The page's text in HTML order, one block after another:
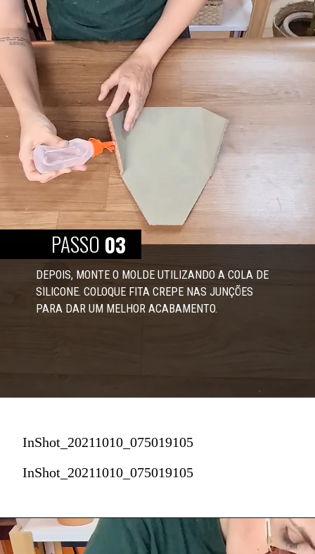
03
DEPOIS, MONTE O MOLDE UTILIZANDO A COLA DE
SILICONE. COLOQUE FITA CREPE NAS JUNÇÕES
PARA DAR UM MELHOR ACABAMENTO.
PASSO
InShot_20211010_075019105
InShot_20211010_075019105